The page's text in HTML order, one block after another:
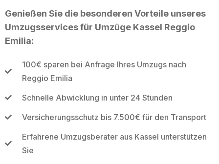
Genießen Sie die besonderen Vorteile unseres
Umzugsservices für Umzüge Kassel Reggio
Emilia:
100€ sparen bei Anfrage Ihres Umzugs nach
Reggio Emilia
Schnelle Abwicklung in unter 24 Stunden
Versicherungsschutz bis 7.500€ für den Transport
Erfahrene Umzugsberater aus Kassel unterstützen
Sie